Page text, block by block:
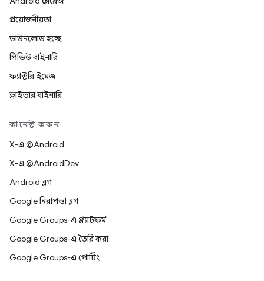
প্রয়োজনীয়তা
ডাউনলোড হচ্ছে
প্রিভিউ বাইনারি
ফ্যাক্টরি ইমেজ
ড্রাইভার বাইনারি
কানেক্ট করুন
X-এ @Android
X-এ @AndroidDev
Android ব্লগ
Google নিরাপত্তা ব্লগ
Google Groups-এ প্ল্যাটফর্ম
Google Groups-এ তৈরি করা
Google Groups-এ পোর্টিং